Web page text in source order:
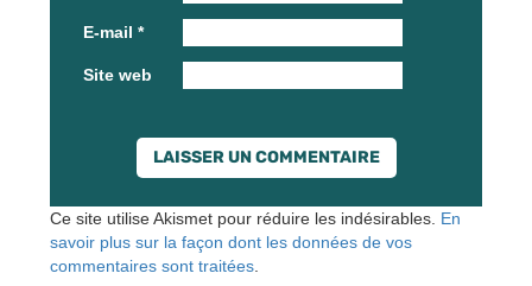
E-mail *
Site web
Ce site utilise Akismet pour réduire les indésirables. En
savoir plus sur la façon dont les données de vos
commentaires sont traitées